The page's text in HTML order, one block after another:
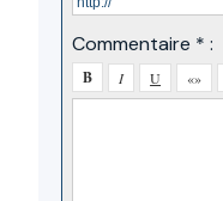
Commentaire * :